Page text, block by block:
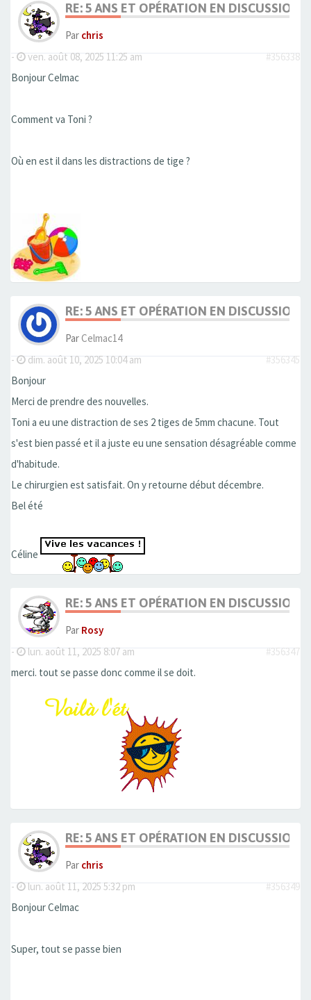
RE: 5 ANS ET OPÉRATION EN DISCUSSION
Par chris
-
ven. août 08, 2025 11:25 am
#356338
Bonjour Celmac
Comment va Toni ?
Où en est il dans les distractions de tige ?
RE: 5 ANS ET OPÉRATION EN DISCUSSION
ParCelmac14
-
dim. août 10, 2025 10:04 am
#356345
Bonjour
Merci de prendre des nouvelles.
Toni a eu une distraction de ses 2 tiges de 5mm chacune. Tout
s'est bien passé et il a juste eu une sensation désagréable comme
d'habitude.
Le chirurgien est satisfait. On y retourne début décembre.
Bel été
Céline
RE: 5 ANS ET OPÉRATION EN DISCUSSION
Par Rosy
-
lun. août 11, 2025 8:07 am
#356347
merci. tout se passe donc comme il se doit.
RE: 5 ANS ET OPÉRATION EN DISCUSSION
Par chris
-
lun. août 11, 2025 5:32 pm
#356349
Bonjour Celmac
Super, tout se passe bien